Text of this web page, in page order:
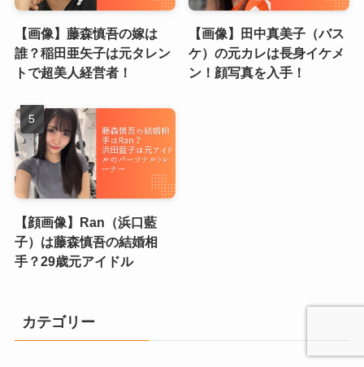
【画像】藤森慎吾の嫁は
誰？稲田亜矢子は元タレン
トで超美人経営者！
【画像】田中真美子（バス
ケ）の元カレは長身イケメ
ン！顔写真を入手！
【顔画像】Ran（浜口藍
子）は藤森慎吾の結婚相
手？29歳元アイドル
カテゴリー